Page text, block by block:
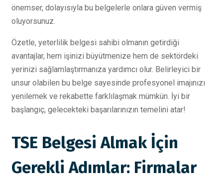
önemser, dolayısıyla bu belgelerle onlara güven vermiş
oluyorsunuz.
Özetle, yeterlilik belgesi sahibi olmanın getirdiği
avantajlar, hem işinizi büyütmenize hem de sektördeki
yerinizi sağlamlaştırmanıza yardımcı olur. Belirleyici bir
unsur olabilen bu belge sayesinde profesyonel imajınızı
yenilemek ve rekabette farklılaşmak mümkün. İyi bir
başlangıç, gelecekteki başarılarınızın temelini atar!
TSE Belgesi Almak İçin
Gerekli Adımlar: Firmalar